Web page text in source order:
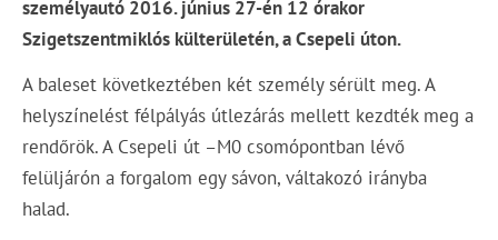
személyautó 2016. június 27-én 12 órakor
Szigetszentmiklós külterületén, a Csepeli úton.
A baleset következtében két személy sérült meg. A
helyszínelést félpályás útlezárás mellett kezdték meg a
rendőrök. A Csepeli út –M0 csomópontban lévő
felüljárón a forgalom egy sávon, váltakozó irányba
halad.